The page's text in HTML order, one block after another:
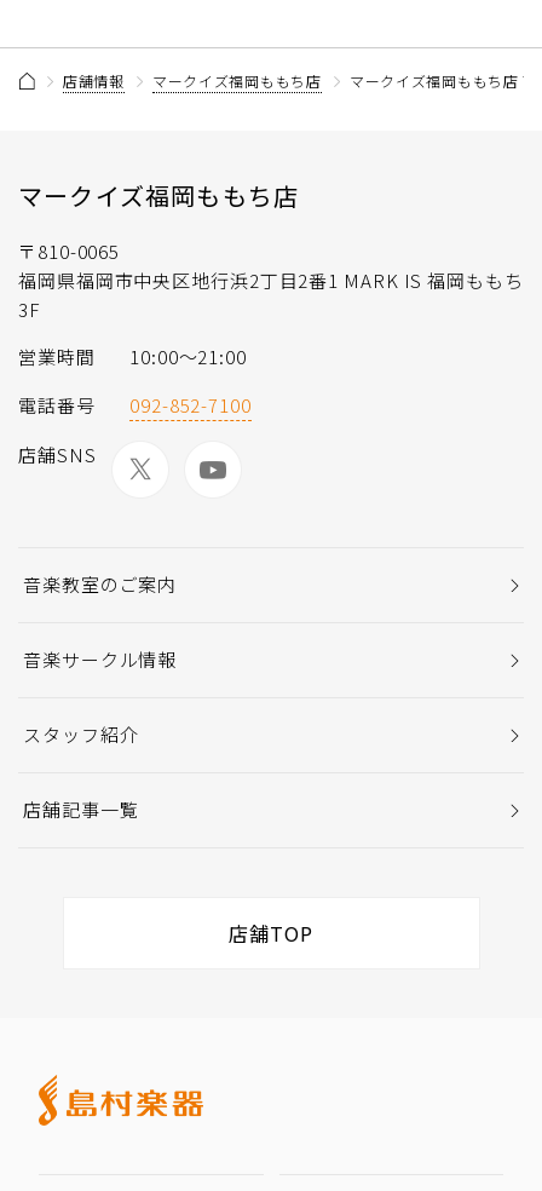
店舗情報 マークイズ福岡ももち店 マークイズ福岡ももち店
マークイズ福岡ももち店
〒810-0065
福岡県福岡市中央区地行浜2丁目2番1 MARK IS 福岡ももち
3F
営業時間
10:00～21:00
電話番号
092-852-7100
店舗SNS
音楽教室のご案内
音楽サークル情報
スタッフ紹介
店舗記事一覧
店舗TOP